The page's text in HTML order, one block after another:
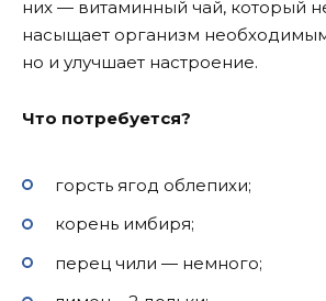
них — витаминный чай, который
насыщает организм
но и улучшает настроение.
Что потребуется?
горсть ягод облепихи;
корень имбиря;
перец чили — немного;